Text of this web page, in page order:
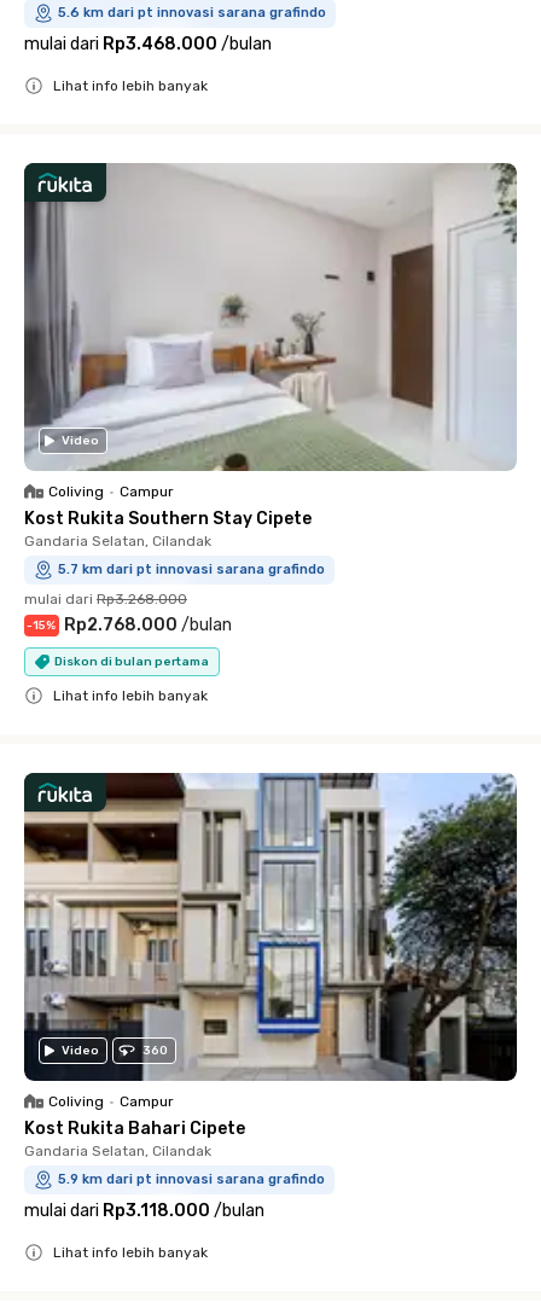
5.6 km dari pt innovasi sarana grafindo
mulai dari Rp3.468.000 /bulan
Lihat info lebih banyak
Video
Coliving • Campur
Kost Rukita Southern Stay Cipete
Gandaria Selatan, Cilandak
5.7 km dari pt innovasi sarana grafindo
mulai dari Rp3.268.000
-15% Rp2.768.000 /bulan
Diskon di bulan pertama
Lihat info lebih banyak
Video 360
Coliving • Campur
Kost Rukita Bahari Cipete
Gandaria Selatan, Cilandak
5.9 km dari pt innovasi sarana grafindo
mulai dari Rp3.118.000 /bulan
Lihat info lebih banyak